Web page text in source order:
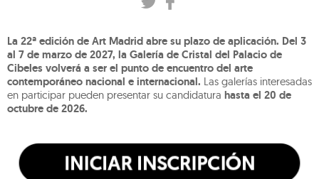
La 22ª edición de Art Madrid abre su plazo de aplicación. Del 3
al 7 de marzo de 2027, la Galería de Cristal del Palacio de
Cibeles volverá a ser el punto de encuentro del arte
contemporáneo nacional e internacional. Las galerías interesadas
en participar pueden presentar su candidatura hasta el 20 de
octubre de 2026.